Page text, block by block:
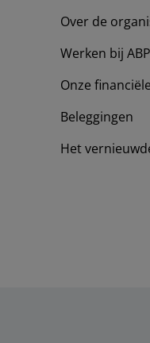
Over de
Werken bij ABP
Onze
Beleggingen
Het